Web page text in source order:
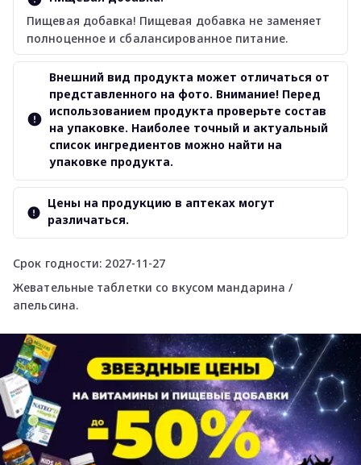
Срок годности: 2027-11-27
Жевательные таблетки со вкусом мандарина /
апельсина.
Пищевая добавка! Пищевая добавка не заменяет
полноценное и сбалансированное питание.
Внешний вид продукта может отличаться от
представленного на фото. Внимание! Перед
использованием продукта проверьте состав
на упаковке. Наиболее точный и актуальный
список ингредиентов можно найти на
упаковке продукта.
Цены на продукцию в аптеках могут
различаться.